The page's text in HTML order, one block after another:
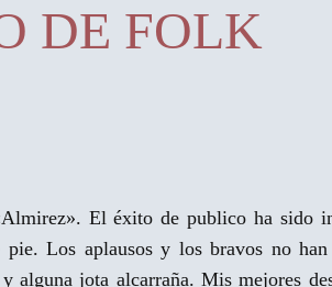
DE FOLK
El éxito de publico ha sido
Los aplausos y los bravos no
alguna jota alcarraña. Mis mejores